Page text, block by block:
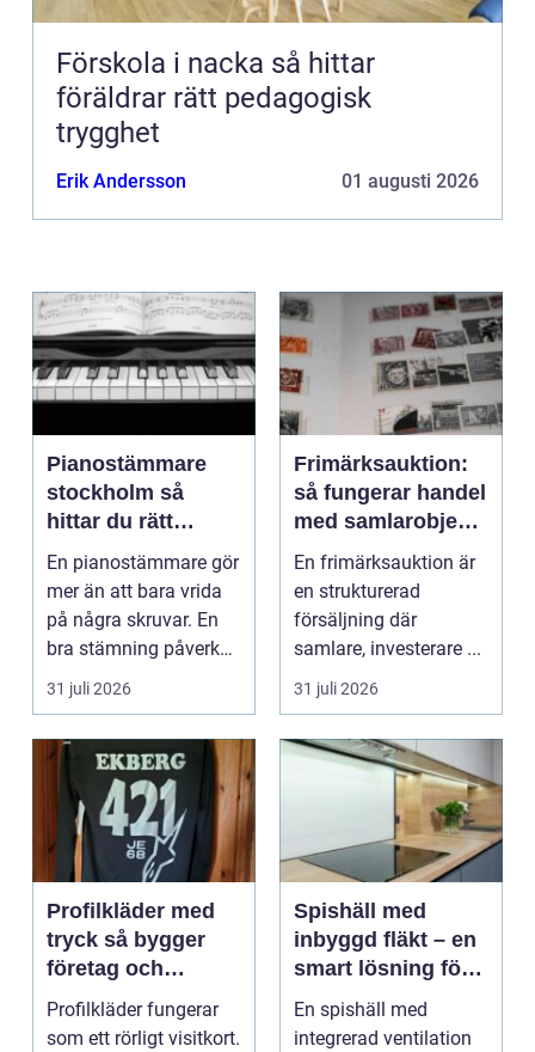
Förskola i nacka så hittar
föräldrar rätt pedagogisk
trygghet
Erik Andersson 01 augusti 2026
Pianostämmare
stockholm så
hittar du rätt
expert för ditt
piano
En pianostämmare gör
mer än att bara vrida
på några skruvar. En
bra stämning påverkar
hur pianot låt...
31 juli 2026
Frimärksauktion:
så fungerar handel
med samlarobjekt i
praktiken
En frimärksauktion är
en strukturerad
försäljning där
samlare, investerare ...
31 juli 2026
Profilkläder med
tryck så bygger
företag och
klubbar en
starkare identitet
Profilkläder fungerar
som ett rörligt visitkort.
Spishäll med
inbyggd fläkt – en
smart lösning för
moderna kök
En spishäll med
integrerad ventilation